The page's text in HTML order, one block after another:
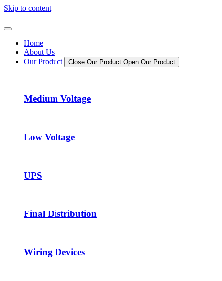
Skip to content
Home
About Us
Our Product
Close Our Product Open Our Product
Medium Voltage
Low Voltage
UPS
Final Distribution
Wiring Devices